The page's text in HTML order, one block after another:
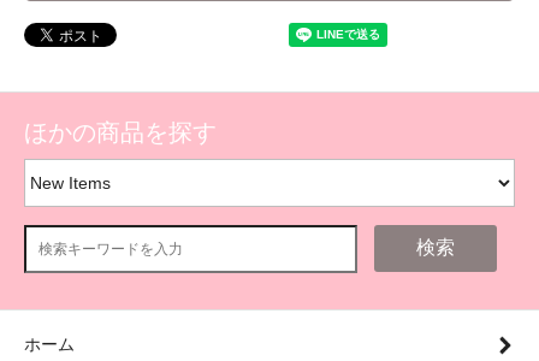
ほかの商品を探す
検索
ホーム